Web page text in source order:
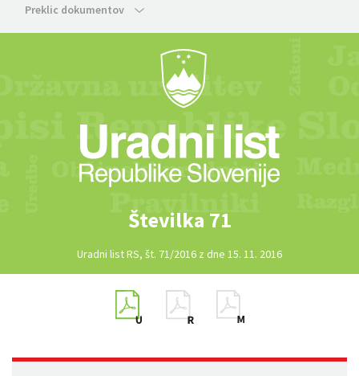
Preklic dokumentov
Številka 71
Uradni list RS, št. 71/2016 z dne 15. 11. 2016